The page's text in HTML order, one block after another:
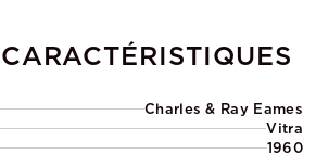
Charles & Ray Eames
Vitra
1960